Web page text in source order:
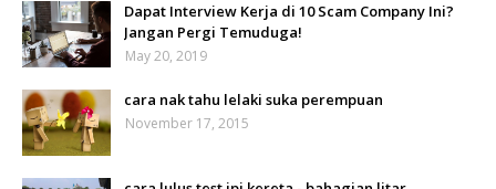
Dapat Interview Kerja di 10 Scam Company Ini?
Jangan Pergi Temuduga!
May 20, 2019
cara nak tahu lelaki suka perempuan
November 17, 2015